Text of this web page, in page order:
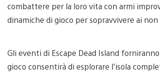
combattere per la loro vita con armi
dinamiche di gioco per sopravvivere ai non
Gli eventi di Escape Dead Island
gioco consentirà di esplorare l’isola